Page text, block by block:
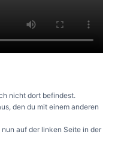
nicht dort befindest.
den du mit einem anderen
auf der linken Seite in der